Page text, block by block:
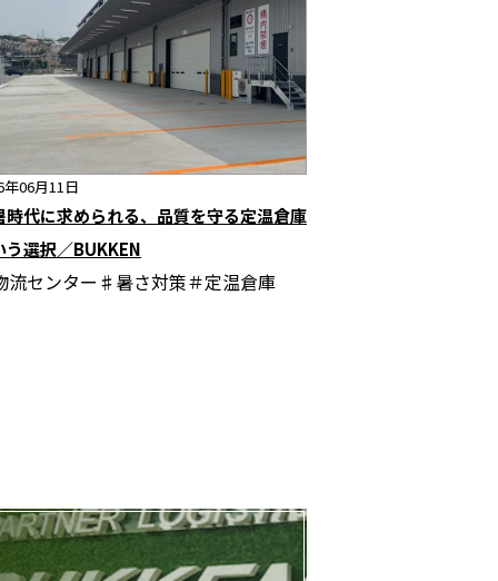
年06月11日
時代に求められる、品質を守る定温倉庫
う選択／BUKKEN
センター♯暑さ対策＃定温倉庫